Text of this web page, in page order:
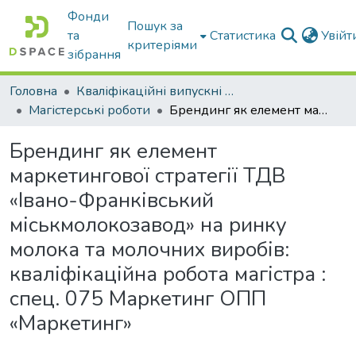
Фонди
та
зібрання
Пошук за
критеріями
Статистика
Головна
Кваліфікаційні випускні роботи бакалаврів і магістрів
Магістерські роботи
Брендинг як елемент маркетингової стратегії ТДВ «Івано-Франківський міськмолокозавод» на ринку молока та молочних виробів: кваліфікаційна робота магістра : спец. 075 Маркетинг ОПП «Маркетинг»
Брендинг як елемент
маркетингової стратегії ТДВ
«Івано-Франківський
міськмолокозавод» на ринку
молока та молочних виробів:
кваліфікаційна робота магістра :
спец. 075 Маркетинг ОПП
«Маркетинг»